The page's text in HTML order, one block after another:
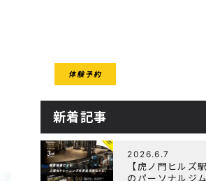
体験予約
新着記事
2026.6.7
【虎ノ門ヒルズ
のパーソナルジ